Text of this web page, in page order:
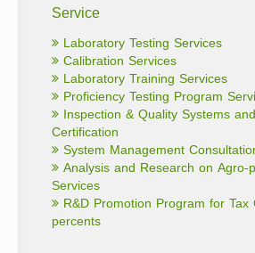
Service
Laboratory Testing Services
Calibration Services
Laboratory Training Services
Proficiency Testing Program
Inspection & Quality Systems
Certification
System Management
Analysis and Research on Agro-
Services
R&D Promotion Program for
percents